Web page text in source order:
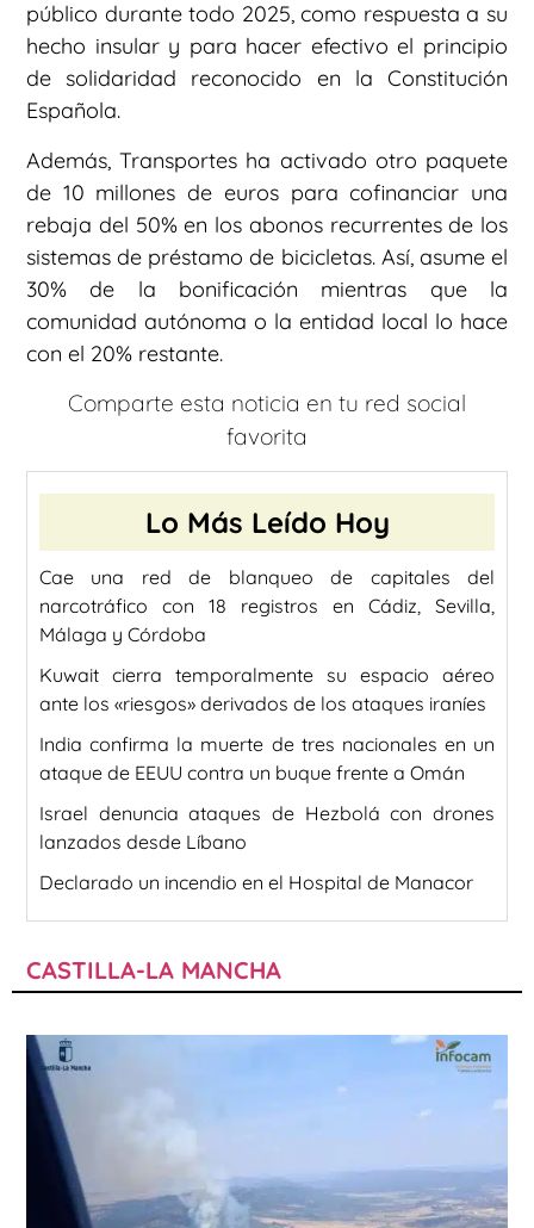
público durante todo 2025, como respuesta a su
hecho insular y para hacer efectivo el principio
de solidaridad reconocido en la Constitución
Española.
Además, Transportes ha activado otro paquete
de 10 millones de euros para cofinanciar una
rebaja del 50% en los abonos recurrentes de los
sistemas de préstamo de bicicletas. Así, asume el
30% de la bonificación mientras que la
comunidad autónoma o la entidad local lo hace
con el 20% restante.
Comparte esta noticia en tu red social
favorita
Lo Más Leído Hoy
Cae una red de blanqueo de capitales del
narcotráfico con 18 registros en Cádiz, Sevilla,
Málaga y Córdoba
Kuwait cierra temporalmente su espacio aéreo
ante los «riesgos» derivados de los ataques iraníes
India confirma la muerte de tres nacionales en un
ataque de EEUU contra un buque frente a Omán
Israel denuncia ataques de Hezbolá con drones
lanzados desde Líbano
Declarado un incendio en el Hospital de Manacor
CASTILLA-LA MANCHA